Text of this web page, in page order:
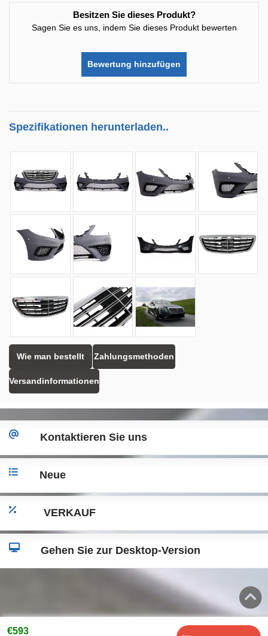
Besitzen Sie dieses Produkt?
Sagen Sie es uns, indem Sie dieses Produkt bewerten
Bewertung hinzufügen
Spezifikationen herunterladen..
Wie man bestellt Zahlungsmethoden
Versandinformationen
€593
Kontaktieren Sie uns
Neue
VERKAUF
Gehen Sie zur Desktop-Version